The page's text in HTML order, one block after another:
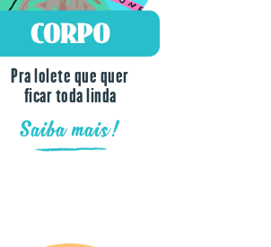
Pra lolete que quer
ficar toda linda